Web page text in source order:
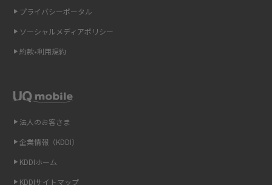
ギガバイト（GB）とは？1GBの目安やギガが足りない時の対処法を紹介
Wi-Fiを自宅に設置する方法は？必要なことやポイントも紹介
光ファイバーとは？仕組みやメリット・デメリットを初心者向けにわかり
やすく解説
ストリーミング再生とは？ダウンロードとの違いやメリット・デメリット
法人のお客さま
企業情報（KDDI）
KDDIホーム
KDDIサイトマップ
プライバシーポータル
ソーシャルメディアポリシー
約款•利用規約